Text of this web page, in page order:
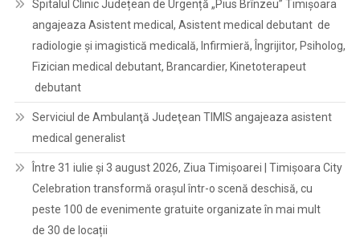
Spitalul Clinic Județean de Urgență „Pius Brînzeu” Timișoara
angajeaza Asistent medical, Asistent medical debutant de
radiologie și imagistică medicală, Infirmieră, Îngrijitor, Psiholog,
Fizician medical debutant, Brancardier, Kinetoterapeut
debutant
Serviciul de Ambulanţă Judeţean TIMIS angajeaza asistent
medical generalist
Între 31 iulie și 3 august 2026, Ziua Timișoarei | Timișoara City
Celebration transformă orașul într-o scenă deschisă, cu
peste 100 de evenimente gratuite organizate în mai mult
de 30 de locații